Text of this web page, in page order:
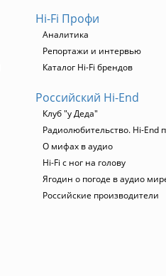
Hi-Fi Профи
Аналитика
Репортажи и интервью
Каталог Hi-Fi брендов
Российский Hi-End
Клуб "у Деда"
Радиолюбительство. Hi-End
О мифах в аудио
Hi-Fi с ног на голову
Ягодин о погоде в аудио
Российские производители